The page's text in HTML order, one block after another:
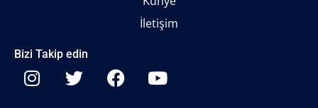
İletişim
Bizi Takip edin